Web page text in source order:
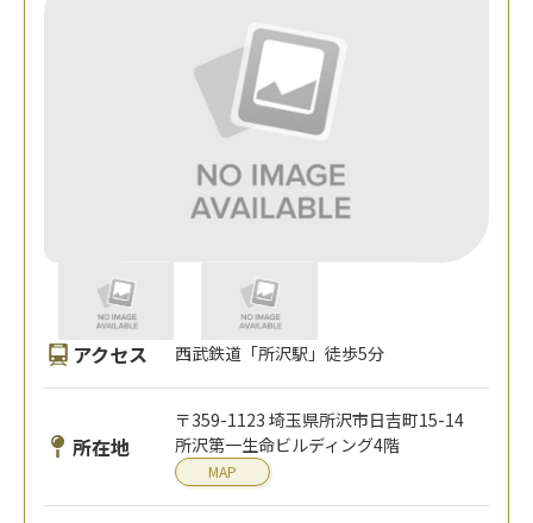
アクセス 西武鉄道「所沢駅」徒歩5分
所在地
〒359-1123 埼玉県所沢市日吉町15-14
所沢第一生命ビルディング4階
MAP